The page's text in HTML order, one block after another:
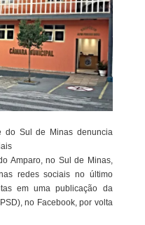
do Sul de Minas denuncia
Amparo, no Sul de Minas,
redes sociais no último
em uma publicação da
no Facebook, por volta